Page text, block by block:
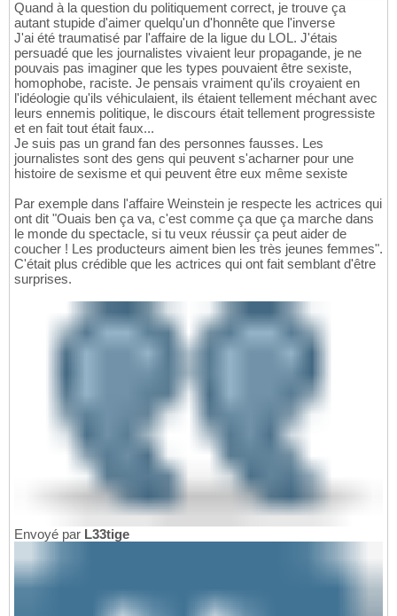
Quand à la question du politiquement correct, je trouve ça
autant stupide d'aimer quelqu'un d'honnête que l'inverse
J'ai été traumatisé par l'affaire de la ligue du LOL. J'étais
persuadé que les journalistes vivaient leur propagande, je ne
pouvais pas imaginer que les types pouvaient être sexiste,
homophobe, raciste. Je pensais vraiment qu'ils croyaient en
l'idéologie qu'ils véhiculaient, ils étaient tellement méchant avec
leurs ennemis politique, le discours était tellement progressiste
et en fait tout était faux...
Je suis pas un grand fan des personnes fausses. Les
journalistes sont des gens qui peuvent s'acharner pour une
histoire de sexisme et qui peuvent être eux même sexiste
Par exemple dans l'affaire Weinstein je respecte les actrices qui
ont dit "Ouais ben ça va, c'est comme ça que ça marche dans
le monde du spectacle, si tu veux réussir ça peut aider de
coucher ! Les producteurs aiment bien les très jeunes femmes".
C'était plus crédible que les actrices qui ont fait semblant d'être
surprises.
Envoyé par L33tige